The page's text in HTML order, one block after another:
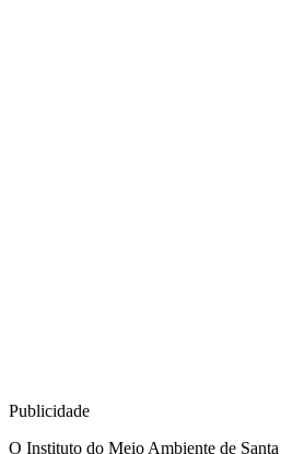
Publicidade
O Instituto do Meio Ambiente de